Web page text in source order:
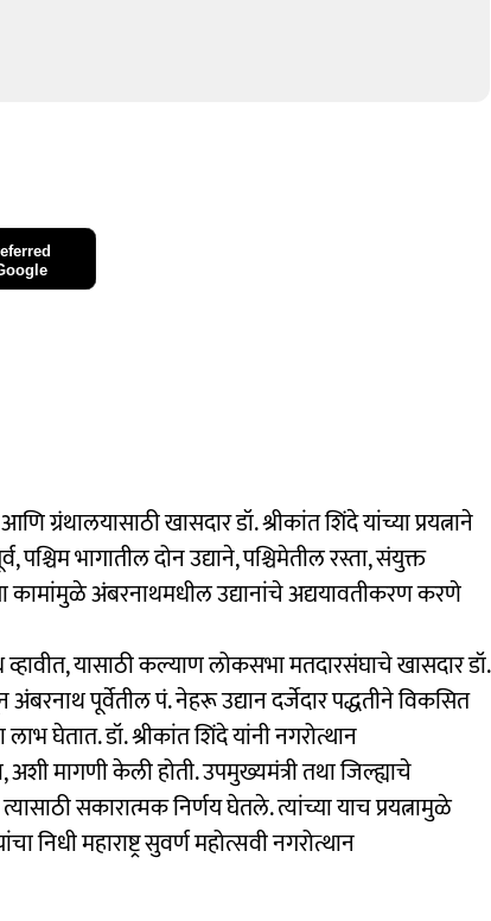
ग्रंथालयासाठी खासदार डॉ. श्रीकांत शिंदे यांच्या प्रयत्नाने
भागातील दोन उद्याने, पश्चिमेतील रस्ता, संयुक्त
कामांमुळे अंबरनाथमधील उद्यानांचे अद्ययावतीकरण करणे
यासाठी कल्याण लोकसभा मतदारसंघाचे खासदार डॉ.
अंबरनाथ पूर्वेतील पं. नेहरू उद्यान दर्जेदार पद्धतीने विकसित
घेतात. डॉ. श्रीकांत शिंदे यांनी नगरोत्थान
मागणी केली होती. उपमुख्यमंत्री तथा जिल्ह्याचे
सकारात्मक निर्णय घेतले. त्यांच्या याच प्रयत्नामुळे
महाराष्ट्र सुवर्ण महोत्सवी नगरोत्थान